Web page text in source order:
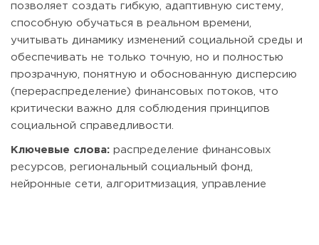
позволяет создать гибкую, адаптивную систему,
способную обучаться в реальном времени,
учитывать динамику изменений социальной среды и
обеспечивать не только точную, но и полностью
прозрачную, понятную и обоснованную дисперсию
(перераспределение) финансовых потоков, что
критически важно для соблюдения принципов
социальной справедливости.
Ключевые слова: распределение финансовых
ресурсов, региональный социальный фонд,
нейронные сети, алгоритмизация, управление